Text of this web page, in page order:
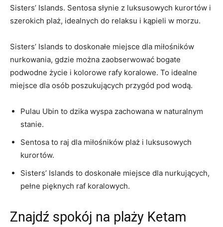
Sisters’ Islands. Sentosa ⁢słynie⁢ z‍ luksusowych‌ kurortów i
szerokich plaż,⁤ idealnych do relaksu⁤ i kąpieli w morzu.
Sisters’ Islands ‍to doskonałe miejsce dla miłośników
nurkowania, gdzie można zaobserwować bogate⁤
podwodne życie i kolorowe rafy koralowe. To idealne
miejsce dla osób⁣ poszukujących przygód⁤ pod⁢ wodą.
Pulau ⁣Ubin to dzika wyspa zachowana​ w naturalnym
stanie.
Sentosa⁢ to raj dla miłośników plaż ​i ‌luksusowych
kurortów.
Sisters’ Islands ​to doskonałe miejsce dla‍ nurkujących,⁢
pełne⁢ pięknych⁢ raf⁤ koralowych.
Znajdź⁢ spokój⁣ na plaży Ketam